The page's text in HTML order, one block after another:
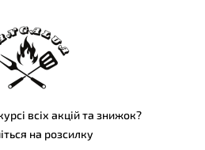
всіх акцій та знижок?
на розсилку